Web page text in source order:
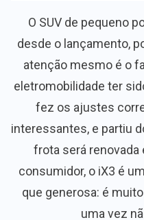
O SUV de pequeno
desde o lançamento,
atenção mesmo é o
eletromobilidade ter
fez os ajustes
interessantes, e partiu
frota será renovada
consumidor, o iX3 é
que generosa: é
uma vez